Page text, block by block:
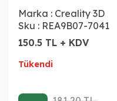
Marka : Creality 3D
Sku : REA9B07-7041
150.5 TL + KDV
Tükendi